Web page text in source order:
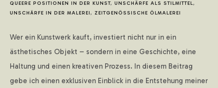
QUEERE POSITIONEN IN DER KUNST, UNSCHÄRFE ALS STILMITTEL,
UNSCHÄRFE IN DER MALEREI, ZEITGENÖSSISCHE ÖLMALEREI
Wer ein Kunstwerk kauft, investiert nicht nur in ein
ästhetisches Objekt – sondern in eine Geschichte, eine
Haltung und einen kreativen Prozess. In diesem Beitrag
gebe ich einen exklusiven Einblick in die Entstehung meiner